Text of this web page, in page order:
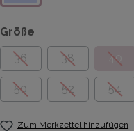
Größe
36
38 40
50 52 54
Zum Merkzettel hinzufügen